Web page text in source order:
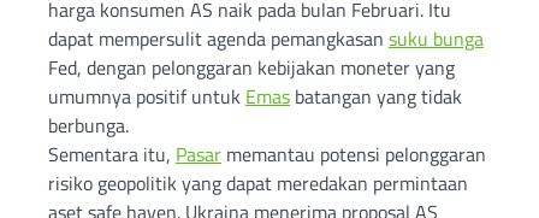
harga konsumen AS naik pada bulan Februari. Itu
dapat mempersulit agenda pemangkasan suku bunga
Fed, dengan pelonggaran kebijakan moneter yang
umumnya positif untuk Emas batangan yang tidak
berbunga.
Sementara itu, Pasar memantau potensi pelonggaran
risiko geopolitik yang dapat meredakan permintaan